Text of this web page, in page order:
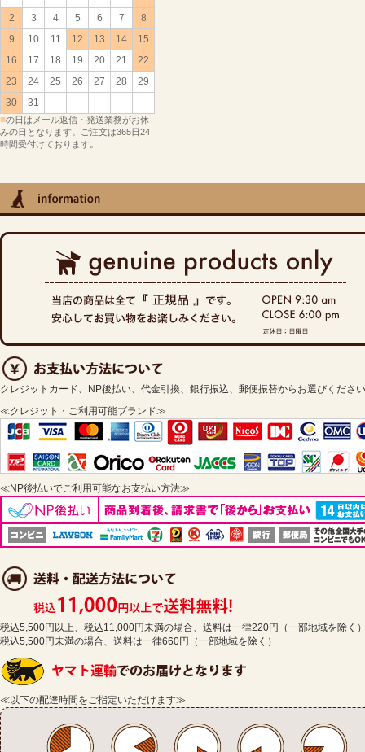
2
3 4 5 6 7
8
9
10 11 12 13 14
15
16
17 18 19 20 21
22
23
24 25 26 27 28
29
30
31
■の日はメール返信・発送業務がお休
みの日となります。ご注文は365日24
時間受付けております。
クレジットカード、NP後払い、代金引換、銀行振込、郵便振替からお選びくださ
≪クレジット・ご利用可能ブランド≫
≪NP後払いでご利用可能なお支払い方法≫
税込5,500円以上、税込11,000円未満の場合、送料は一律220円（一部地域を除く
税込5,500円未満の場合、送料は一律660円（一部地域を除く）
≪以下の配達時間をご指定いただけます≫